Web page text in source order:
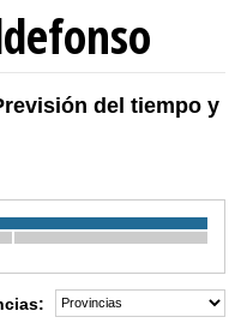
del tiempo y